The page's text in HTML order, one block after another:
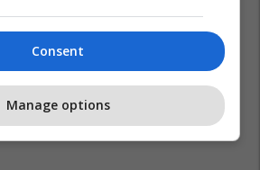
Consent
Manage options